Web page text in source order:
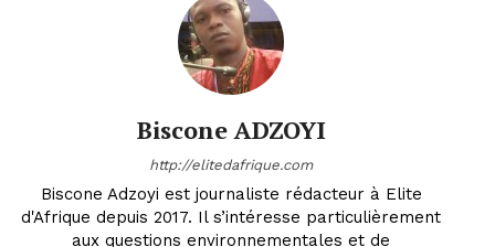
Biscone ADZOYI
http://elitedafrique.com
Biscone Adzoyi est journaliste rédacteur à Elite
d'Afrique depuis 2017. Il s’intéresse particulièrement
aux questions environnementales et de